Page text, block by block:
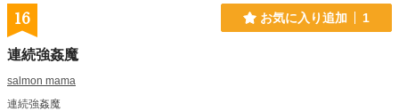
16 お気に入り追加 1
連続強姦魔
salmon mama
連続強姦魔